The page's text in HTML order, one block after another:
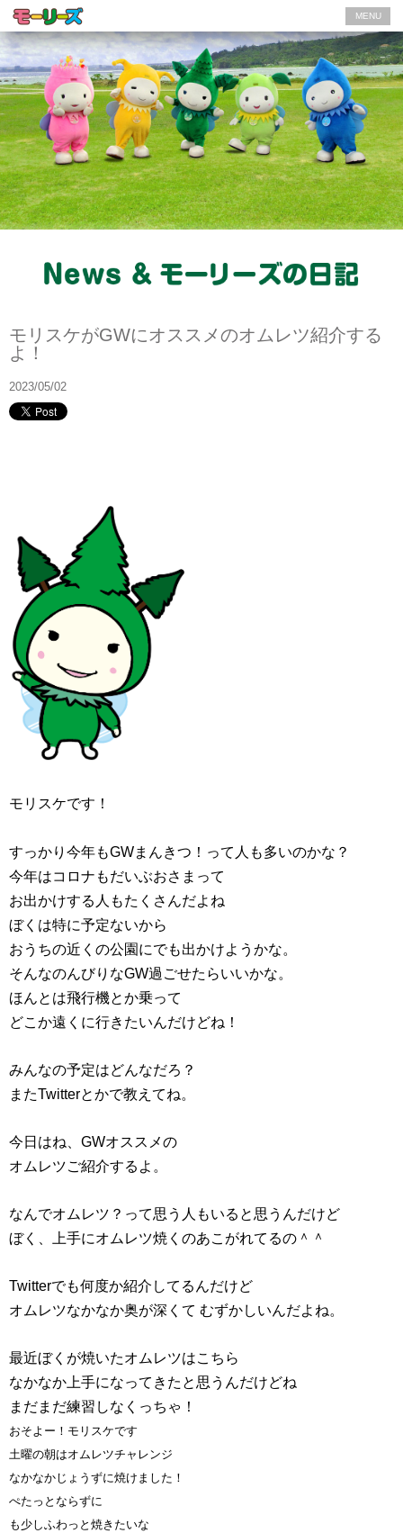
MENU
モリスケがGWにオススメのオムレツ紹介する
よ！
2023/05/02
モリスケです！
すっかり今年もGWまんきつ！って人も多いのかな？
今年はコロナもだいぶおさまって
お出かけする人もたくさんだよね
ぼくは特に予定ないから
おうちの近くの公園にでも出かけようかな。
そんなのんびりなGW過ごせたらいいかな。
ほんとは飛行機とか乗って
どこか遠くに行きたいんだけどね！
みんなの予定はどんなだろ？
またTwitterとかで教えてね。
今日はね、GWオススメの
オムレツご紹介するよ。
なんでオムレツ？って思う人もいると思うんだけど
ぼく、上手にオムレツ焼くのあこがれてるの＾＾
Twitterでも何度か紹介してるんだけど
オムレツなかなか奥が深くて むずかしいんだよね。
最近ぼくが焼いたオムレツはこちら
なかなか上手になってきたと思うんだけどね
まだまだ練習しなくっちゃ！
おそよー！モリスケです
土曜の朝はオムレツチャレンジ
なかなかじょうずに焼けました！
ぺたっとならずに
も少しふわっと焼きたいな